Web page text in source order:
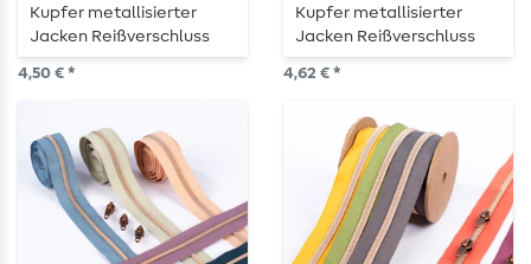
Kupfer metallisierter
Jacken Reißverschluss
teilbar 85 cm
4,50 € *
Kupfer metallisierter
Jacken Reißverschluss
teilbar 90 cm
4,62 € *